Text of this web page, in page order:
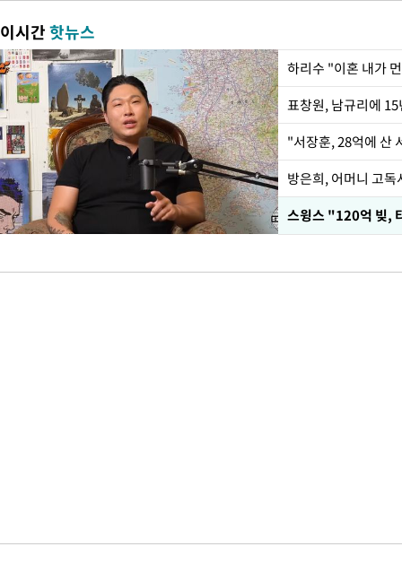
이시간핫뉴스
하리수 "이혼 내가
"서장훈, 28억에 산
방은희, 어머니 고
스윙스 "120억 빚,